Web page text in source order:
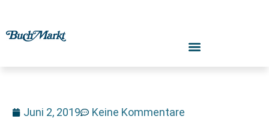
Juni 2, 2019 Keine Kommentare